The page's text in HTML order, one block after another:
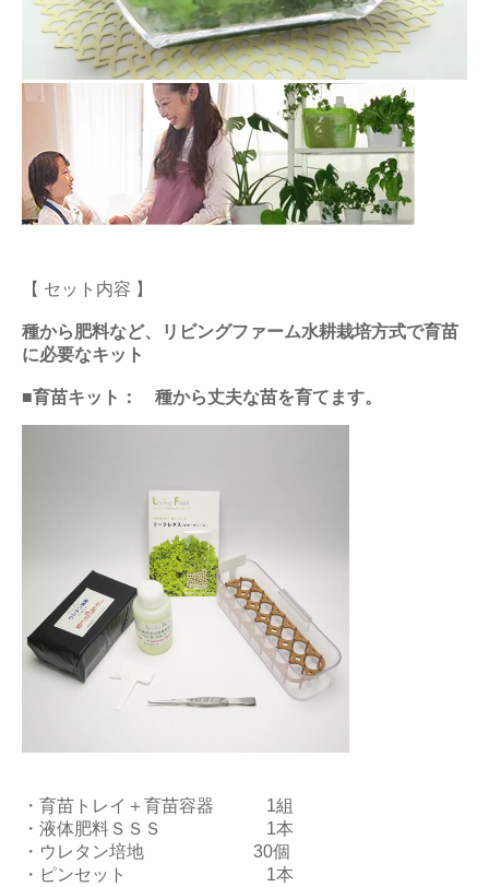
【 セット内容 】
種から肥料など、リビングファーム水耕栽培方式で育苗
に必要なキット
■育苗キット： 種から丈夫な苗を育てます。
・育苗トレイ＋育苗容器 1組
・液体肥料ＳＳＳ 1本
・ウレタン培地 30個
・ピンセット 1本